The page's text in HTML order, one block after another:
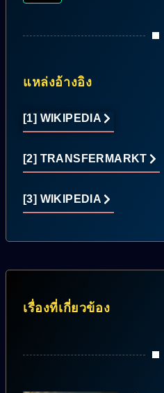
แหล่งอ้างอิง
[1] WIKIPEDIA
[2] TRANSFERMARKT
[3] WIKIPEDIA
เรื่องที่เกี่ยวข้อง